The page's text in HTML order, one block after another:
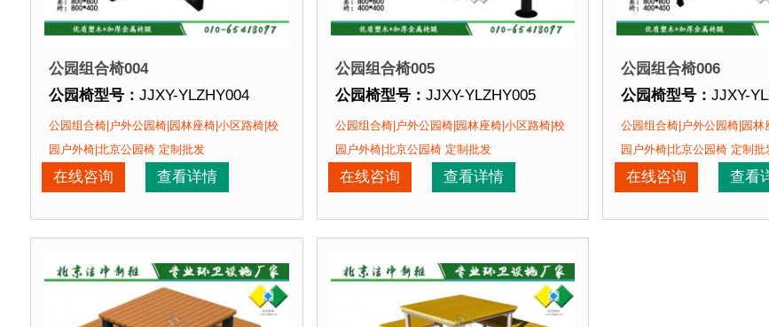
公园组合椅004
公园椅型号： JJXY-YLZHY004
公园椅规格：椅面长度可定制
公园椅材质：方钢椅腿+塑木+不锈钢马车栓紧固件+支架加固支撑
公园椅周期：
现货产品 即拍即发 厂家直销
度性高
公园组合椅|户外公园椅|园林座椅|小区路椅|校
园户外椅|北京公园椅 定制批发
在线咨询 查看详情
公园组合椅005
公园椅型号： JJXY-YLZHY005
公园椅规格：椅面长度可定制
公园椅材质：方钢椅腿+塑木+不锈钢马车栓紧固件+支架加固支撑
公园椅周期：
现货产品 即拍即发 厂家直销
和铸铁椅腿组装而成，塑木坚固耐用，
公园组合椅|户外公园椅|园林座椅|小区路椅|校
园户外椅|北京公园椅 定制批发
在线咨询 查看详情
公园组合椅006
公园椅型号：JJXY-
公园椅规格：椅面长
公园椅材质：方钢椅
公园椅周期：
现货产
北京某公园、北京某
公园组合椅|户外公园椅|园林
园户外椅|北京公园椅 定制批
在线咨询 查看